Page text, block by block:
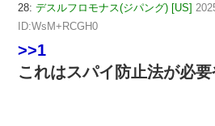
28: デスルフロモナス(ジパング) [US]
ID:WsM+RCGH0
>>1
これはスパイ防止法が必